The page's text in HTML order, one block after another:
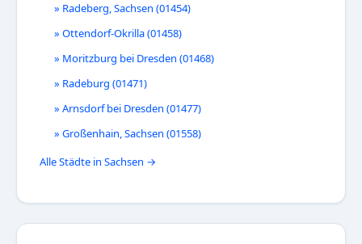
» Radeberg, Sachsen (01454)
» Ottendorf-Okrilla (01458)
» Moritzburg bei Dresden (01468)
» Radeburg (01471)
» Arnsdorf bei Dresden (01477)
» Großenhain, Sachsen (01558)
Alle Städte in Sachsen →